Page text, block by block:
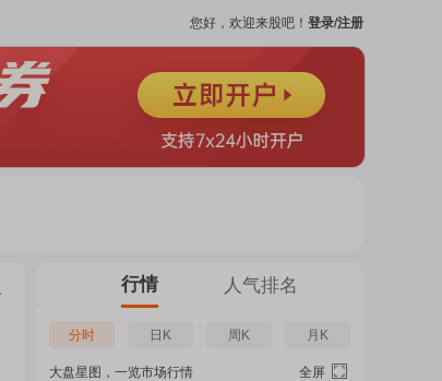
您好，欢迎来股吧！ 登录/注册
行情 人气排名
分时 日K 周K 月K
大盘星图，一览市场行情 全屏